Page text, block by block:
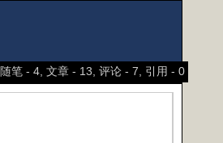
随笔 - 4, 文章 - 13, 评论 - 7, 引用 - 0